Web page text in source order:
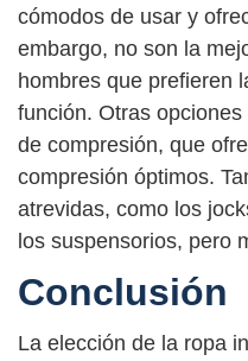
cómodos de usar y
embargo, no son la
hombres que prefieren
función. Otras
de compresión, que
compresión óptimos.
atrevidas, como los
los suspensorios, pero
Conclusión
La elección de la ropa